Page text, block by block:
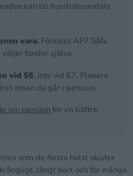
kan bli hundratusentals
vara. Förvalet AP7 Såfa
fonder själva.
vid 55, inte vid 67. Planera
innan du går i pension.
om pension för en bättre
som de flesta helst skjuter
långt bort och för många